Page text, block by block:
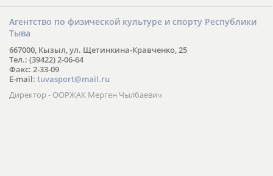
Агентство по физической культуре и спорту Республики
Тыва
667000, Кызыл, ул. Щетинкина-Кравченко, 25
Тел.: (39422) 2-06-64
Факс: 2-33-09
E-mail: tuvasport@mail.ru
Директор - ООРЖАК Мерген Чылбаевич